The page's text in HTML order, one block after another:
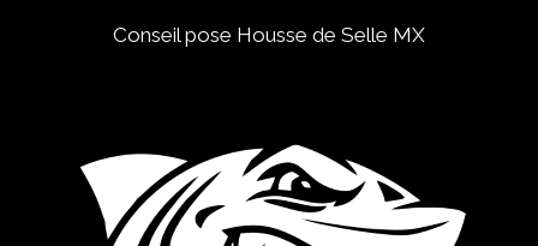
Conseil pose Housse de Selle MX